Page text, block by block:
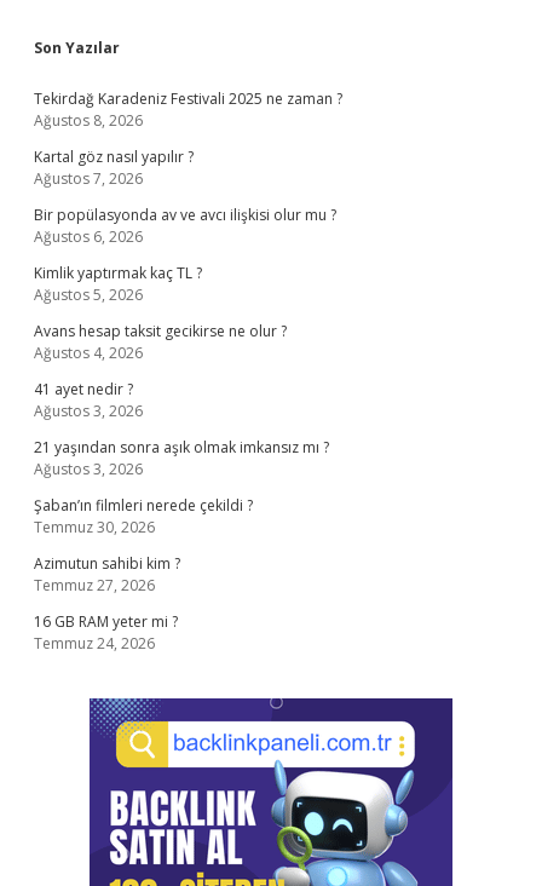
Sidebar
Son Yazılar
Tekirdağ Karadeniz Festivali 2025 ne zaman ?
Ağustos 8, 2026
Kartal göz nasıl yapılır ?
Ağustos 7, 2026
Bir popülasyonda av ve avcı ilişkisi olur mu ?
Ağustos 6, 2026
Kimlik yaptırmak kaç TL ?
Ağustos 5, 2026
Avans hesap taksit gecikirse ne olur ?
Ağustos 4, 2026
41 ayet nedir ?
Ağustos 3, 2026
21 yaşından sonra aşık olmak imkansız mı ?
Ağustos 3, 2026
Şaban’ın filmleri nerede çekildi ?
Temmuz 30, 2026
Azimutun sahibi kim ?
Temmuz 27, 2026
16 GB RAM yeter mi ?
Temmuz 24, 2026